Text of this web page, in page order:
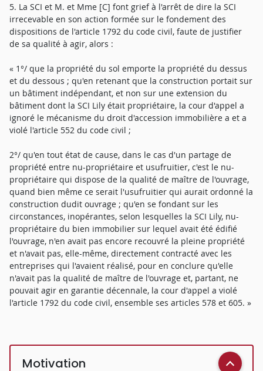
5. La SCI et M. et Mme [C] font grief à l'arrêt de dire la SCI
irrecevable en son action formée sur le fondement des
dispositions de l'article 1792 du code civil, faute de justifier
de sa qualité à agir, alors :
« 1°/ que la propriété du sol emporte la propriété du dessus
et du dessous ; qu'en retenant que la construction portait sur
un bâtiment indépendant, et non sur une extension du
bâtiment dont la SCI Lily était propriétaire, la cour d'appel a
ignoré le mécanisme du droit d'accession immobilière a et a
violé l'article 552 du code civil ;
2°/ qu'en tout état de cause, dans le cas d'un partage de
propriété entre nu-propriétaire et usufruitier, c'est le nu-
propriétaire qui dispose de la qualité de maître de l'ouvrage,
quand bien même ce serait l'usufruitier qui aurait ordonné la
construction dudit ouvrage ; qu'en se fondant sur les
circonstances, inopérantes, selon lesquelles la SCI Lily, nu-
propriétaire du bien immobilier sur lequel avait été édifié
l'ouvrage, n'en avait pas encore recouvré la pleine propriété
et n'avait pas, elle-même, directement contracté avec les
entreprises qui l'avaient réalisé, pour en conclure qu'elle
n'avait pas la qualité de maître de l'ouvrage et, partant, ne
pouvait agir en garantie décennale, la cour d'appel a violé
l'article 1792 du code civil, ensemble ses articles 578 et 605. »
Motivation